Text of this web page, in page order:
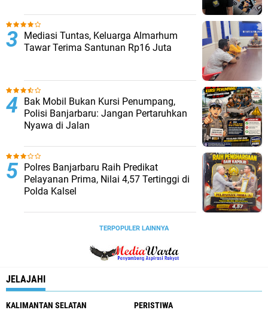
Mediasi Tuntas, Keluarga Almarhum
Tawar Terima Santunan Rp16 Juta
Bak Mobil Bukan Kursi Penumpang,
Polisi Banjarbaru: Jangan Pertaruhkan
Nyawa di Jalan
Polres Banjarbaru Raih Predikat
Pelayanan Prima, Nilai 4,57 Tertinggi di
Polda Kalsel
TERPOPULER LAINNYA
JELAJAHI
KALIMANTAN SELATAN PERISTIWA